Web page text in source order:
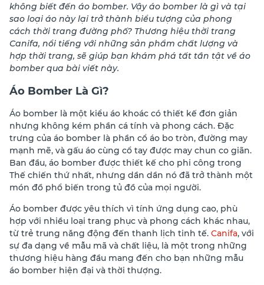
không biết đến áo bomber. Vậy áo bomber là gì và tại
sao loại áo này lại trở thành biểu tượng của phong
cách thời trang đường phố? Thương hiệu thời trang
Canifa, nổi tiếng với những sản phẩm chất lượng và
hợp thời trang, sẽ giúp bạn khám phá tất tần tật về áo
bomber qua bài viết này.
Áo Bomber Là Gì?
Áo bomber là một kiểu áo khoác có thiết kế đơn giản
nhưng không kém phần cá tính và phong cách. Đặc
trưng của áo bomber là phần cổ áo bo tròn, đường may
mạnh mẽ, và gấu áo cùng cổ tay được may chun co giãn.
Ban đầu, áo bomber được thiết kế cho phi công trong
Thế chiến thứ nhất, nhưng dần dần nó đã trở thành một
món đồ phổ biến trong tủ đồ của mọi người.
Áo bomber được yêu thích vì tính ứng dụng cao, phù
hợp với nhiều loại trang phục và phong cách khác nhau,
từ trẻ trung năng động đến thanh lịch tinh tế. Canifa, với
sự đa dạng về mẫu mã và chất liệu, là một trong những
thương hiệu hàng đầu mang đến cho bạn những mẫu
áo bomber hiện đại và thời thượng.